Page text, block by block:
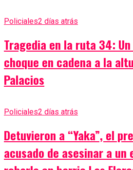
Policiales2 días atrás
Tragedia en la ruta 34:
choque en cadena a la
Palacios
Policiales2 días atrás
Detuvieron a “Yaka”, el
acusado de asesinar a